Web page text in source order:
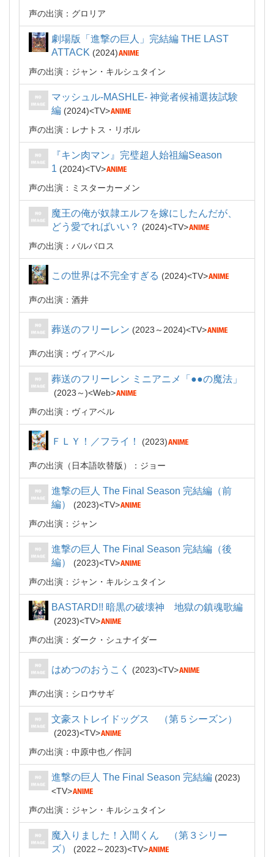
声の出演：グロリア
劇場版「進撃の巨人」完結編 THE LAST
ATTACK
2024
声の出演：ジャン・キルシュタイン
マッシュル-MASHLE- 神覚者候補選抜試験
編
2024
TV
声の出演：レナトス・リボル
『キン肉マン』完璧超人始祖編Season
1
2024
TV
声の出演：ミスターカーメン
魔王の俺が奴隷エルフを嫁にしたんだが、
どう愛でればいい？
2024
TV
声の出演：バルバロス
この世界は不完全すぎる 2024 TV
声の出演：酒井
葬送のフリーレン 2023～2024 TV
声の出演：ヴィアベル
葬送のフリーレン ミニアニメ「●●の魔法」
2023～
Web
声の出演：ヴィアベル
ＦＬＹ！／フライ！ 2023
声の出演（日本語吹替版）：ジョー
進撃の巨人 The Final Season 完結編（前
編）
2023
TV
声の出演：ジャン
進撃の巨人 The Final Season 完結編（後
編）
2023
TV
声の出演：ジャン・キルシュタイン
BASTARD!! 暗黒の破壊神 地獄の鎮魂歌編
2023
TV
声の出演：ダーク・シュナイダー
はめつのおうこく 2023 TV
声の出演：シロウサギ
文豪ストレイドッグス （第５シーズン）
2023
TV
声の出演：中原中也
作詞
進撃の巨人 The Final Season 完結編
2023
TV
声の出演：ジャン・キルシュタイン
魔入りました！入間くん （第３シリー
ズ）
2022～2023 TV